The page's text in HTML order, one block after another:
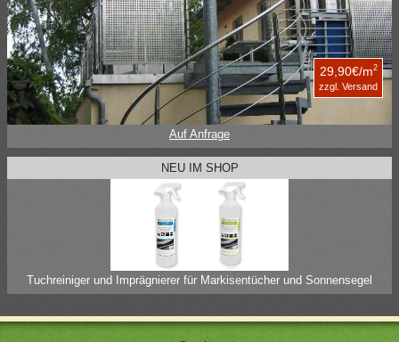
29,90€/m2
zzgl. Versand
Auf Anfrage
NEU IM SHOP
Tuchreiniger und Imprägnierer für Markisentücher und Sonnensegel